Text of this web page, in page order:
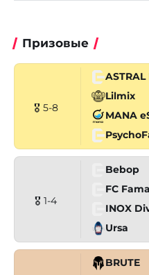
Призовые
🎖 5-8
Lilmix
MANA
🎖 1-4
Bebop
FC
INOX
Ursa
BRUTE